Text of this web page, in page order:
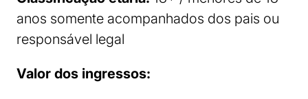
anos somente acompanhados dos pais ou
responsável legal
Valor dos ingressos: